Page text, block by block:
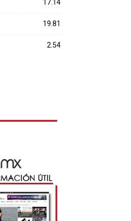
17.14
19.81
2.54